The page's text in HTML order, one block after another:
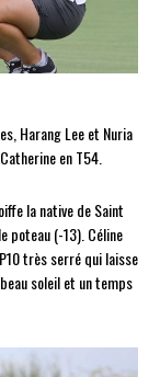
Harang Lee et Nuria
en T54.
la native de Saint
poteau (-13). Céline
très serré qui laisse
soleil et un temps